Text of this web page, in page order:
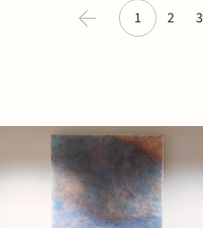
1 2 3